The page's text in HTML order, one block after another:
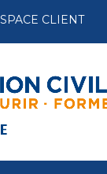
CLIENT